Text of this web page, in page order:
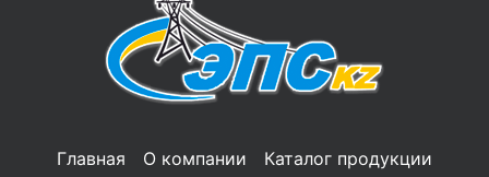
Главная О компании Каталог продукции